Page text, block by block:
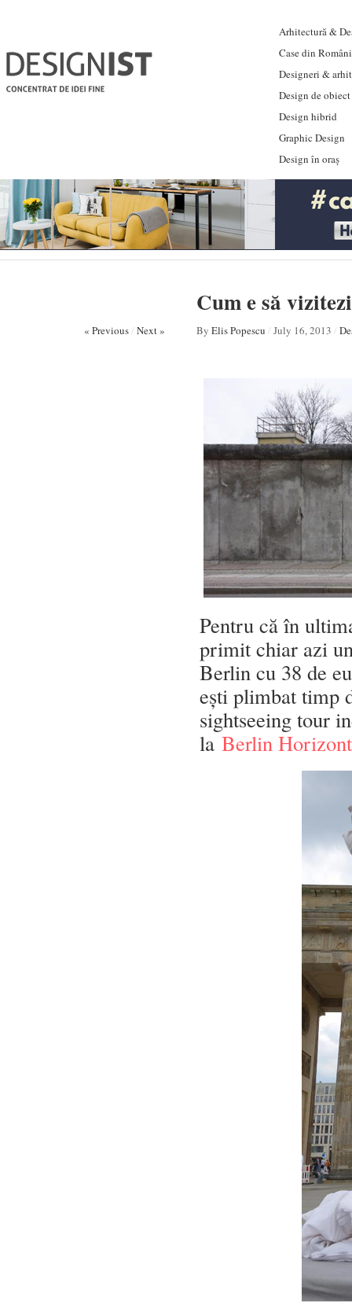
Arhitectură &
Case din
Designeri &
Design de obiect
Design hibrid
Graphic Design
Design în oraș
Cum e să
« Previous/ Next » By Elis Popescu / July 16, 2013 /
Pentru că în
primit chiar azi
Berlin cu 38 de
ești plimbat timp
sightseeing tour
la Berlin